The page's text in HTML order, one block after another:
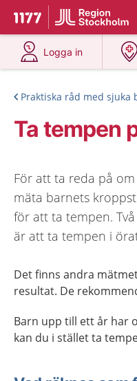
Till startsidan för 1177
Du har valt region
Logga in
på 1177.se
Praktiska råd med sjuka
Ta tempen
För att ta reda på
mäta barnets
för att ta tempen.
är att ta tempen i
Det finns andra
resultat. De
Barn upp till ett år har
kan du i stället ta